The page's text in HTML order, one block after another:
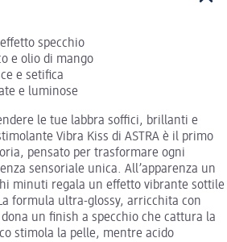
specchio
e olio di mango
e setifica
e luminose
le tue labbra soffici, brillanti e
Vibra Kiss di ASTRA è il primo
pensato per trasformare ogni
sensoriale unica. All’apparenza un
minuti regala un effetto vibrante sottile
formula ultra-glossy, arricchita con
un finish a specchio che cattura la
stimola la pelle, mentre acido